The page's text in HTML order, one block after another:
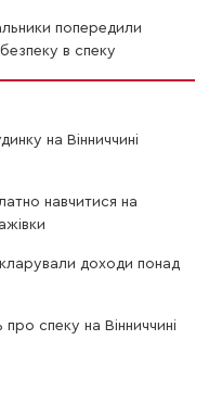
попередили
в спеку
на Вінниччині
навчитися на
доходи понад
спеку на Вінниччині